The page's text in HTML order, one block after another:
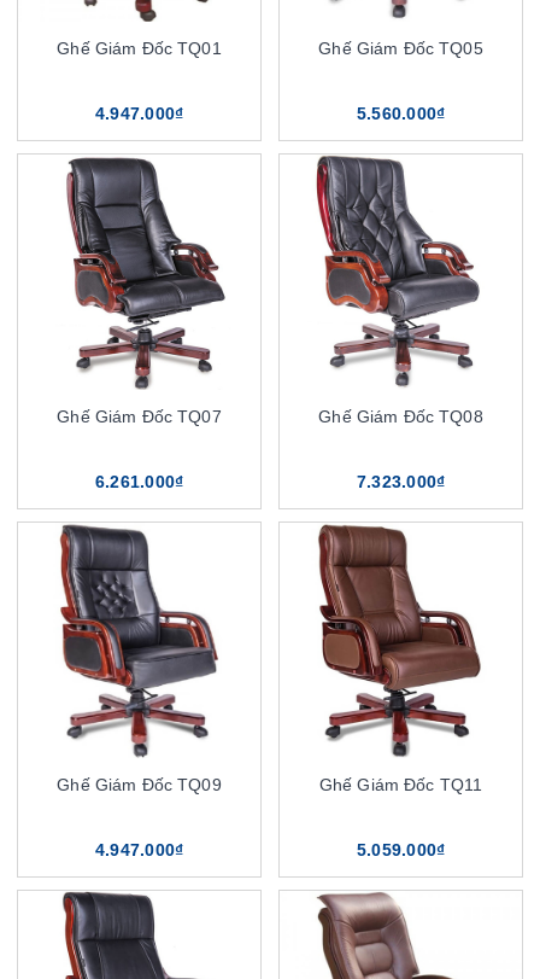
Ghế Giám Đốc TQ01
4.947.000₫
Ghế Giám Đốc TQ05
5.560.000₫
Ghế Giám Đốc TQ07
6.261.000₫
Ghế Giám Đốc TQ08
7.323.000₫
Ghế Giám Đốc TQ09
4.947.000₫
Ghế Giám Đốc TQ11
5.059.000₫